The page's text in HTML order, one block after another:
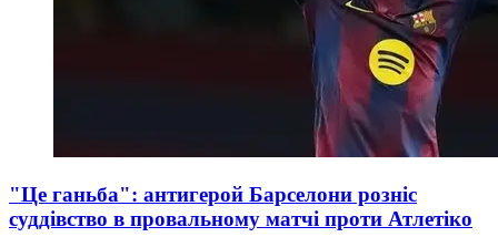
"Це ганьба": антигерой Барселони розніс
суддівство в провальному матчі проти Атлетіко